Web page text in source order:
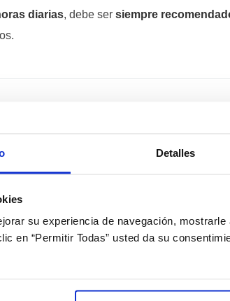
Detalles
su experiencia de navegación,
en “Permitir Todas” usted da su
diarias, debe ser siempre
+ Opciones »